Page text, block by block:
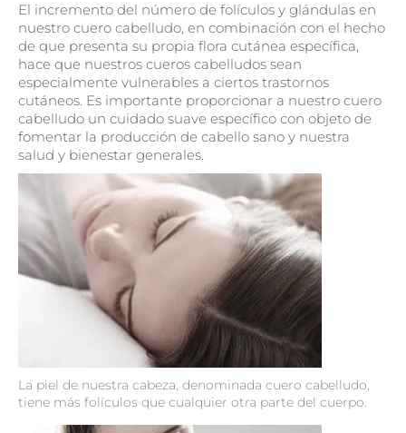
La piel de nuestra cabeza, denominada cuero cabelludo,
tiene más folículos que cualquier otra parte del cuerpo.
El incremento del número de folículos y glándulas en
nuestro cuero cabelludo, en combinación con el hecho
de que presenta su propia flora cutánea específica,
hace que nuestros cueros cabelludos sean
especialmente vulnerables a ciertos trastornos
cutáneos. Es importante proporcionar a nuestro cuero
cabelludo un cuidado suave específico con objeto de
fomentar la producción de cabello sano y nuestra
salud y bienestar generales.